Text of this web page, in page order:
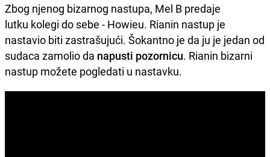
Zbog njenog bizarnog nastupa, Mel B predaje
lutku kolegi do sebe - Howieu. Rianin nastup je
nastavio biti zastrašujući. Šokantno je da ju je jedan od
sudaca zamolio da napusti pozornicu. Rianin bizarni
nastup možete pogledati u nastavku.